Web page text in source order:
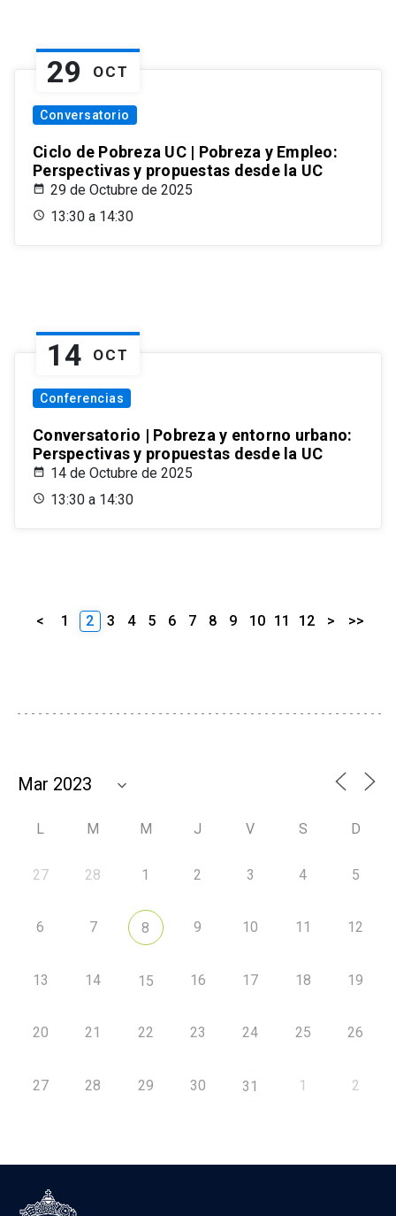
29 OCT
Conversatorio
Ciclo de Pobreza UC | Pobreza y Empleo:
Perspectivas y propuestas desde la UC
29 de Octubre de 2025
13:30 a 14:30
14 OCT
Conferencias
Conversatorio | Pobreza y entorno urbano:
Perspectivas y propuestas desde la UC
14 de Octubre de 2025
13:30 a 14:30
< 1 2 3 4 5 6 7 8 9 10 11 12 > >>
L M M J V S D
27 28 1 2 3 4 5
6 7 8 9 10 11 12
13 14 15 16 17 18 19
20 21 22 23 24 25 26
27 28 29 30 31 1 2